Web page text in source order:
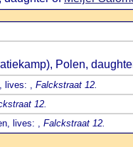
Polen,
lives: , Falckstraat 12.
12.
lives: , Falckstraat 12.